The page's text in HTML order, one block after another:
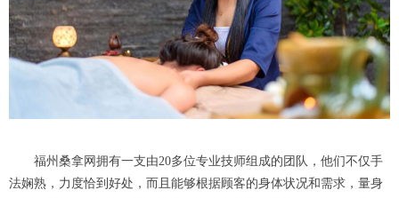
福州桑拿网拥有一支由20多位专业技师组成的团队，他们不仅手
法娴熟，力度恰到好处，而且能够根据顾客的身体状况和需求，量身